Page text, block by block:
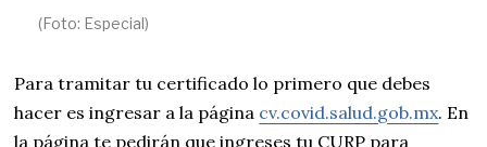
(Foto: Especial)
Para tramitar tu certificado lo primero que debes
hacer es ingresar a la página cv.covid.salud.gob.mx. En
la página te pedirán que ingreses tu CURP para